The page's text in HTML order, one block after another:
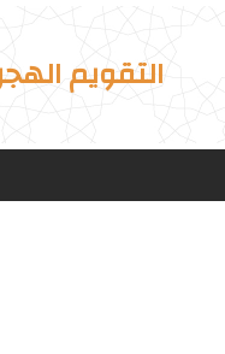
التقويم